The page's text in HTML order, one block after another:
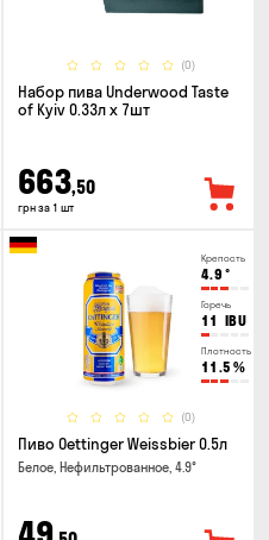
(0)
Набор пива Underwood Taste
of Kyiv 0.33л x 7шт
663,50
грн за 1 шт
Крепость
4.9 °
Горечь
11 IBU
Плотность
11.5 %
(0)
Пиво Oettinger Weissbier 0.5л
Белое, Нефильтрованное, 4.9°